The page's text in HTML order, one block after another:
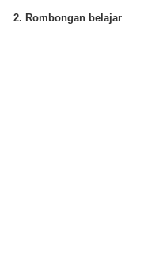
2. Rombongan belajar